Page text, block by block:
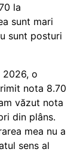
la
sunt mari
sunt posturi
2026, o
nota 8.70
văzut nota
din plâns.
mea nu a
sens al